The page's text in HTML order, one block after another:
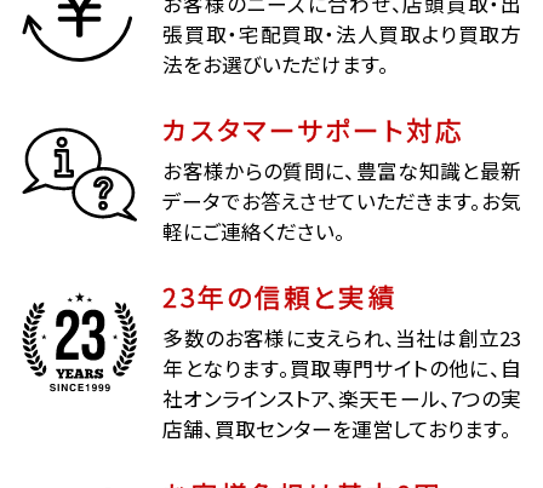
張買取・宅配買取・法人買取より買取方
法をお選びいただけます。
カスタマーサポート対応
お客様からの質問に、豊富な知識と最新
データでお答えさせていただきます。お気
軽にご連絡ください。
23年の信頼と実績
多数のお客様に支えられ、当社は創立23
年となります。買取専門サイトの他に、自
社オンラインストア、楽天モール、7つの実
店舗、買取センターを運営しております。